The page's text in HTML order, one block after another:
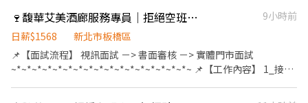
及各式假別） 🌟享有星巴克夥伴獨有福利 1.門市夥伴上班時間享有
兩杯飲料 2.每月享有員工福利品（試用期通過/工時符合者） 3.員工
折扣 4.員工旅遊/聚餐 5.參加福委會者享有：三節/勞動節禮金、生日
禮金/蛋糕及各項補助津貼（結婚、生育、教育補助..等） 🌟獎金 1.
季度目標激勵獎金 2.年終獎金 🌟制度類 1.完整的教育訓練 2.順暢的
🍷馥華艾美酒廊服務專員｜拒絕空班空等｜ 一頭班，兼顧生活品質的五星職涯
9小時前
日薪$1568
新北市板橋區
📌【面試流程】 視訊面試 －> 書面審核 －> 實體門市面試
~*~*~*~*~*~*~*~*~*~*~*~*~*~*~*~*~*~ 📌【工作內容】 1_接待